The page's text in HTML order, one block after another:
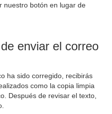
nuestro botón en lugar de
enviar el correo
ha sido corregido, recibirás
como la copia limpia
Después de revisar el texto,